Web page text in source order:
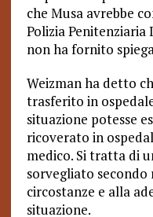
che Musa avrebbe
Polizia Penitenziaria
non ha fornito
Weizman ha detto
trasferito in
situazione potesse
ricoverato in
medico. Si tratta di
sorvegliato secondo
circostanze e alla
situazione.